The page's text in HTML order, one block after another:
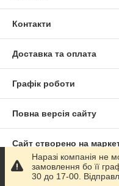
Контакти
Доставка та оплата
Графік роботи
Повна версія сайту
Сайт створено на
Політика
Наразі компанія не
замовлення бо її
30 до 17-00.